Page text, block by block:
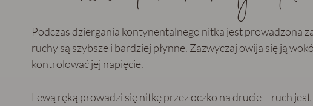
Podczas dziergania kontynentalnego nitka jest prowadzona
ruchy są szybsze i bardziej płynne. Zazwyczaj owija się ją
kontrolować jej napięcie.
Lewą ręką prowadzi się nitkę przez oczko na drucie – ruch